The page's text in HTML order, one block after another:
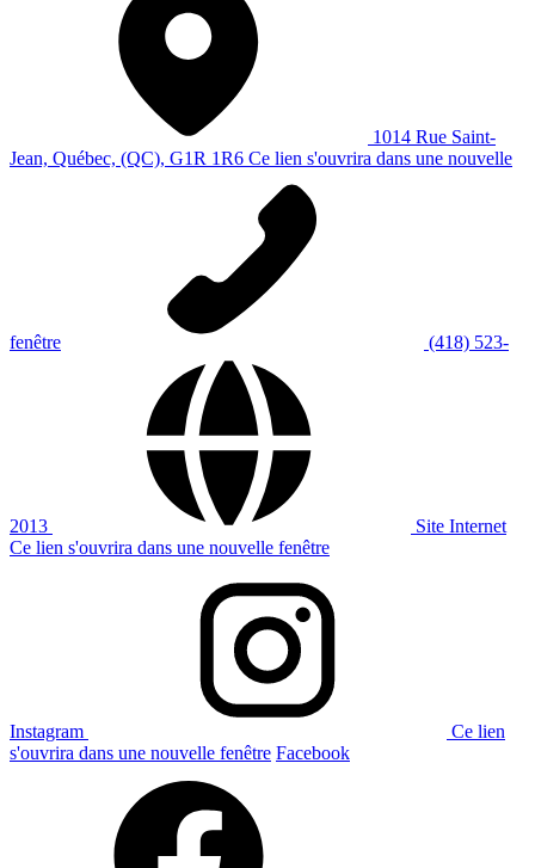
1014 Rue Saint-
Jean, Québec, (QC), G1R 1R6 Ce lien s'ouvrira dans une nouvelle
fenêtre (418) 523-
2013
Site Internet
Ce lien s'ouvrira dans une nouvelle fenêtre
Instagram
Ce lien
s'ouvrira dans une nouvelle fenêtre Facebook